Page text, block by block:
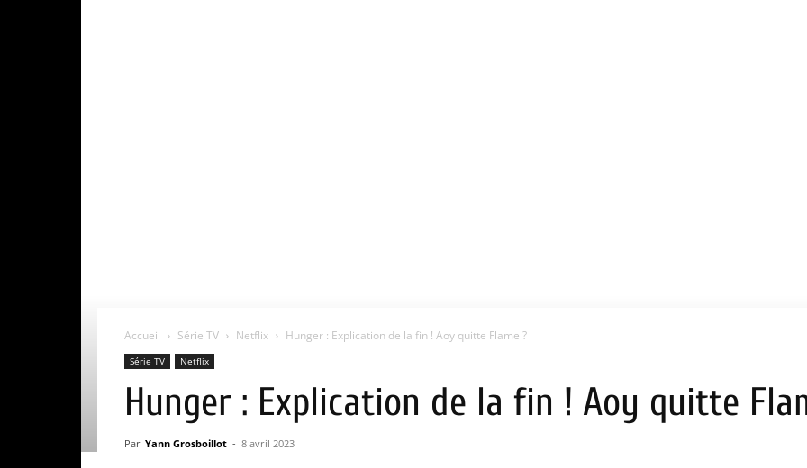
Accueil Série TV Netflix Hunger : Explication de la fin ! Aoy quitte Flame ?
Série TV Netflix
Hunger : Explication de la fin ! Aoy quitte
Par Yann Grosboillot - 8 avril 2023